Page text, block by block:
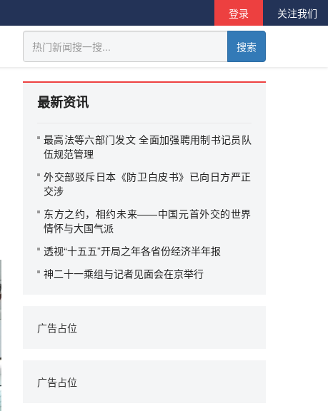
关注我们
登录
搜索
最新资讯
最高法等六部门发文 全面加强聘用制书记员队
伍规范管理
外交部驳斥日本《防卫白皮书》已向日方严正
交涉
东方之约，相约未来——中国元首外交的世界
情怀与大国气派
透视“十五五”开局之年各省份经济半年报
神二十一乘组与记者见面会在京举行
广告占位
广告占位